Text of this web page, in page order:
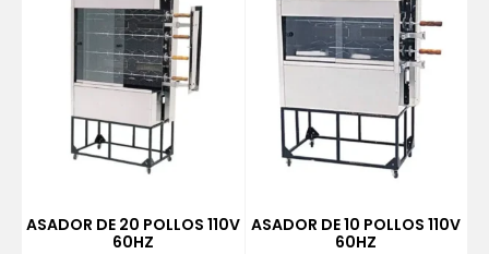
ASADOR DE 20 POLLOS 110V
60HZ
ASADOR DE 10 POLLOS 110V
60HZ